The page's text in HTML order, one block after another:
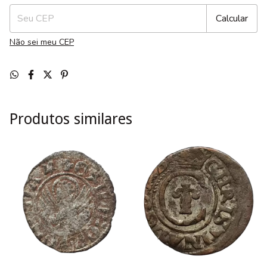
Calcular
Não sei meu CEP
Produtos similares